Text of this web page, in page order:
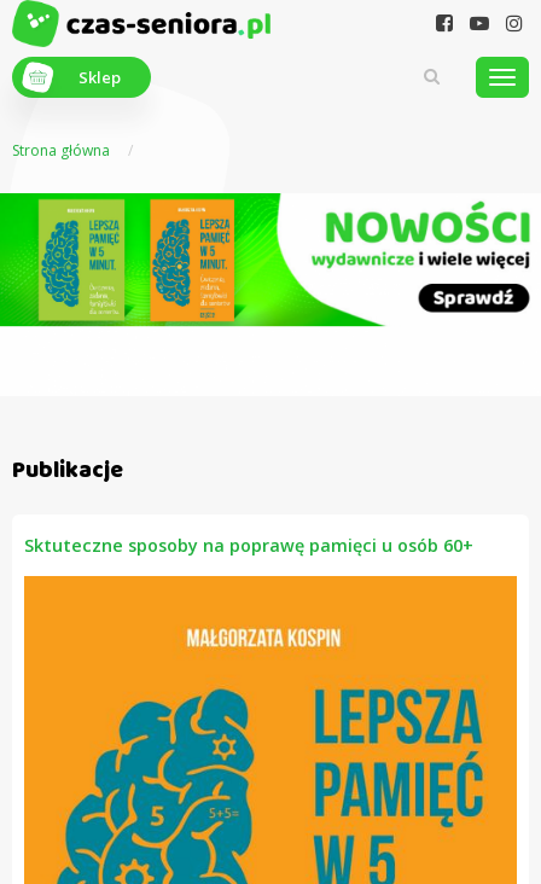
Sklep
Strona główna
Publikacje
Sktuteczne sposoby na poprawę pamięci u osób 60+